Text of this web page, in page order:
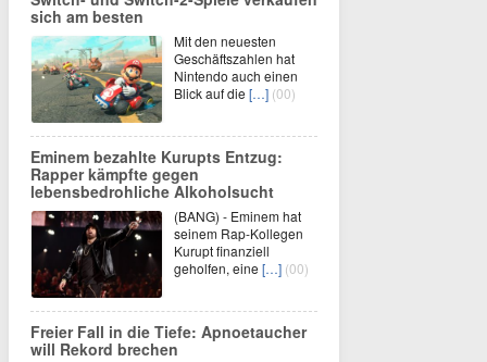
sich am besten
Mit den neuesten
Geschäftszahlen hat
Nintendo auch einen
Blick auf die […] (00)
Eminem bezahlte Kurupts Entzug:
Rapper kämpfte gegen
lebensbedrohliche Alkoholsucht
(BANG) - Eminem hat
seinem Rap-Kollegen
Kurupt finanziell
geholfen, eine […] (00)
Freier Fall in die Tiefe: Apnoetaucher
will Rekord brechen